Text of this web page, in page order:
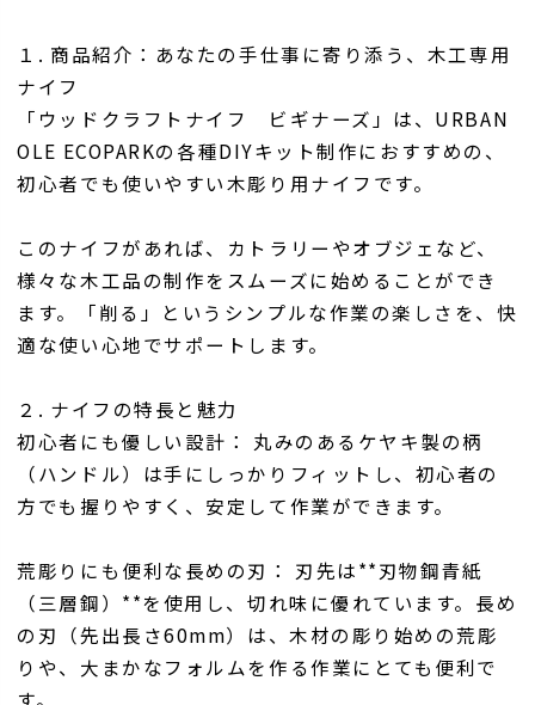
１. 商品紹介：あなたの手仕事に寄り添う、木工専用
ナイフ
「ウッドクラフトナイフ ビギナーズ」は、URBAN
OLE ECOPARKの各種DIYキット制作におすすめの、
初心者でも使いやすい木彫り用ナイフです。
このナイフがあれば、カトラリーやオブジェなど、
様々な木工品の制作をスムーズに始めることができ
ます。「削る」というシンプルな作業の楽しさを、快
適な使い心地でサポートします。
２. ナイフの特長と魅力
初心者にも優しい設計： 丸みのあるケヤキ製の柄
（ハンドル）は手にしっかりフィットし、初心者の
方でも握りやすく、安定して作業ができます。
荒彫りにも便利な長めの刃： 刃先は**刃物鋼青紙
（三層鋼）**を使用し、切れ味に優れています。長め
の刃（先出長さ60mm）は、木材の彫り始めの荒彫
りや、大まかなフォルムを作る作業にとても便利で
す。